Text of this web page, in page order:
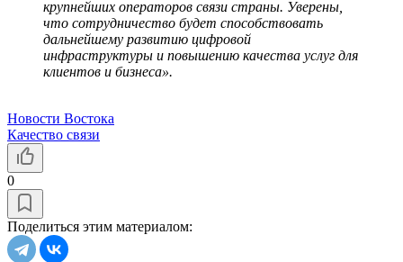
крупнейших операторов связи страны. Уверены,
что сотрудничество будет способствовать
дальнейшему развитию цифровой
инфраструктуры и повышению качества услуг для
клиентов и бизнеса».
Новости Востока
Качество связи
0
Поделиться этим материалом: